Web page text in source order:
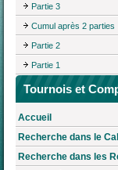
Partie 3
Cumul après 2 parties
Partie 2
Partie 1
Tournois et
Accueil
Recherche dans le
Recherche dans les